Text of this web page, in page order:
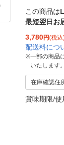
この商品は
最短翌日お
3,780円(税
配送料につ
※一部の商品
いたします。
在庫確認住
賞味期限/使